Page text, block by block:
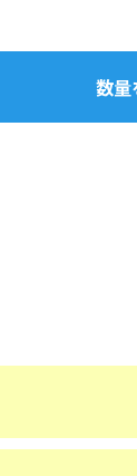
数量